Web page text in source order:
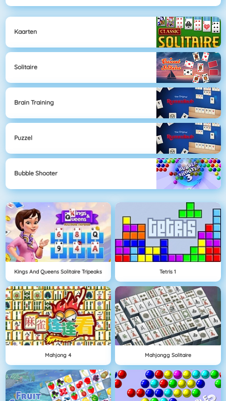
Kaarten
Solitaire
Brain Training
Puzzel
Bubble Shooter
Kings And Queens Solitaire Tripeaks Tetris 1
Mahjong 4 Mahjongg Solitaire